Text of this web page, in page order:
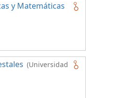
y Matemáticas
(Universidad